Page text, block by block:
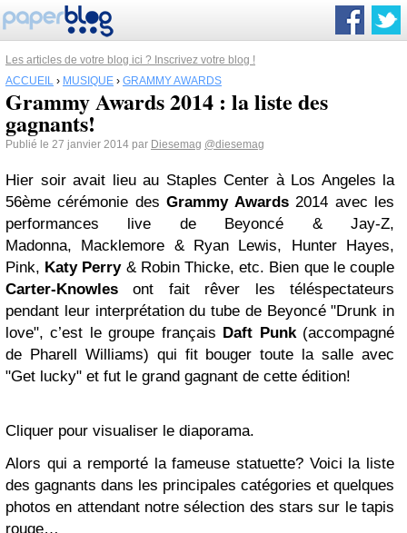
Les articles de votre blog ici ? Inscrivez votre blog !
ACCUEIL › MUSIQUE › GRAMMY AWARDS
Grammy Awards 2014 : la liste des
gagnants!
Publié le 27 janvier 2014 par Diesemag @diesemag
Hier soir avait lieu au Staples Center à Los Angeles la
56ème cérémonie desGrammy Awards2014 avec les
performances live de Beyoncé & Jay-Z,
Madonna, Macklemore & Ryan Lewis, Hunter Hayes,
Pink, Katy Perry& Robin Thicke, etc. Bien que le couple
Carter-Knowles ont fait rêver les téléspectateurs
pendant leur interprétation du tube de Beyoncé "Drunk in
love", c’est le groupe français Daft Punk(accompagné
de Pharell Williams) qui fit bouger toute la salle avec
"Get lucky" et fut le grand gagnant de cette édition!
Cliquer pour visualiser le diaporama.
Alors qui a remporté la fameuse statuette? Voici la liste
des gagnants dans les principales catégories et quelques
photos en attendant notre sélection des stars sur le tapis
rouge…